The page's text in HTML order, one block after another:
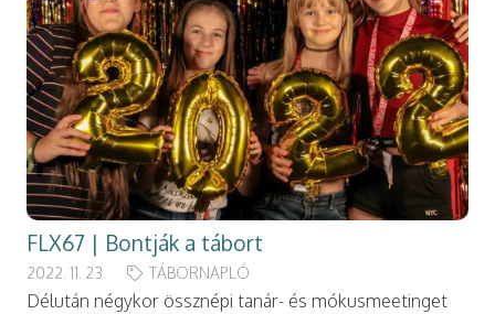
FLX67 | Bontják a tábort
2022. 11. 23. TÁBORNAPLÓ
Délután négykor össznépi tanár- és mókusmeetinget